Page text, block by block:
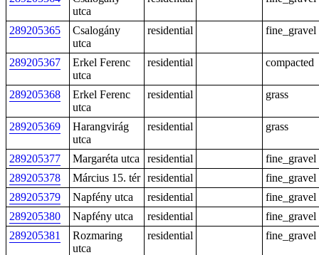
utca
289205365
Csalogány
utca
residential fine_gravel
289205367
Erkel Ferenc
utca
residential compacted
289205368
Erkel Ferenc
utca
residential grass
289205369
Harangvirág
utca
residential grass
289205377 Margaréta utca residential
fine_gravel
289205378
Március 15. tér residential
fine_gravel
289205379
Napfény utca residential
fine_gravel
289205380
Napfény utca residential
fine_gravel
289205381
Rozmaring
utca
residential fine_gravel